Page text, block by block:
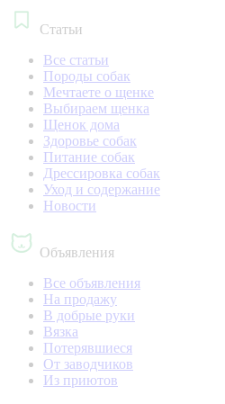
Статьи
Все статьи
Породы собак
Мечтаете о щенке
Выбираем щенка
Щенок дома
Здоровье собак
Питание собак
Дрессировка собак
Уход и содержание
Новости
Объявления
Все объявления
На продажу
В добрые руки
Вязка
Потерявшиеся
От заводчиков
Из приютов